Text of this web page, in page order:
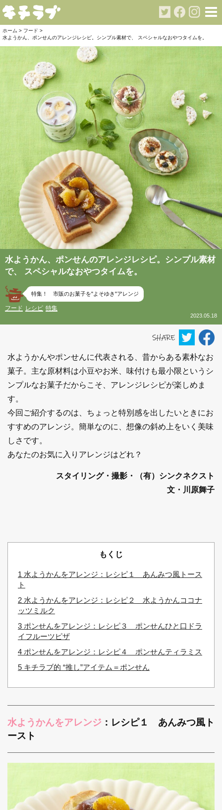
ホーム > フード >
水ようかん、ポンせんのアレンジレシピ。シンプル素材で、 スペシャルなおやつタイムを。
水ようかん、ポンせんのアレンジレシピ。シンプル素材
で、 スペシャルなおやつタイムを。
特集！ 市販のお菓子を"よそゆき"アレンジ
フード レシピ 特集
2023.05.18
水ようかんやポンせんに代表される、昔からある素朴なお
菓子。主な原材料は小豆やお米、味付けも最小限というシ
ンプルなお菓子だからこそ、アレンジレシピが楽しめま
す。
今回ご紹介するのは、ちょっと特別感を出したいときにお
すすめのアレンジ。簡単なのに、想像の斜め上をいく美味
しさです。
あなたのお気に入りアレンジはどれ？
スタイリング・撮影・（有）シンクネクスト
文・川原舞子
もくじ
1 水ようかんをアレンジ：レシピ１ あんみつ風トース
ト
2 水ようかんをアレンジ：レシピ２ 水ようかんココナ
ッツミルク
3 ポンせんをアレンジ：レシピ３ ポンせんひと口ドラ
イフルーツピザ
4 ポンせんをアレンジ：レシピ４ ポンせんティラミス
5 キチラブ的 “推し”アイテム＝ポンせん
水ようかんをアレンジ ：レシピ１ あんみつ風ト
ースト